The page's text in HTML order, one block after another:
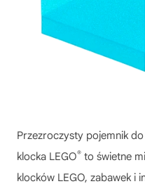
Przezroczysty pojemnik
klocka LEGO® to świetne
klocków LEGO, zabawek i